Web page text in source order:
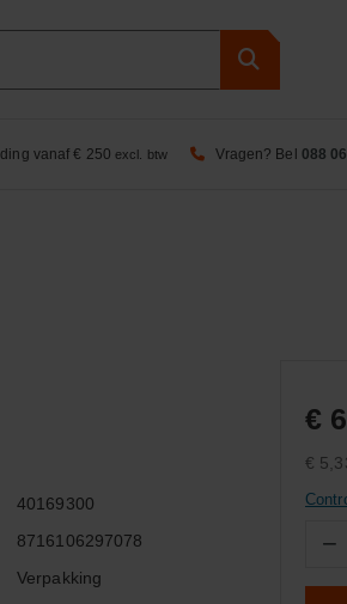
vanaf € 250 excl. btw Vragen? Bel 088
40169300
8716106297078
Verpakking
€
€
−